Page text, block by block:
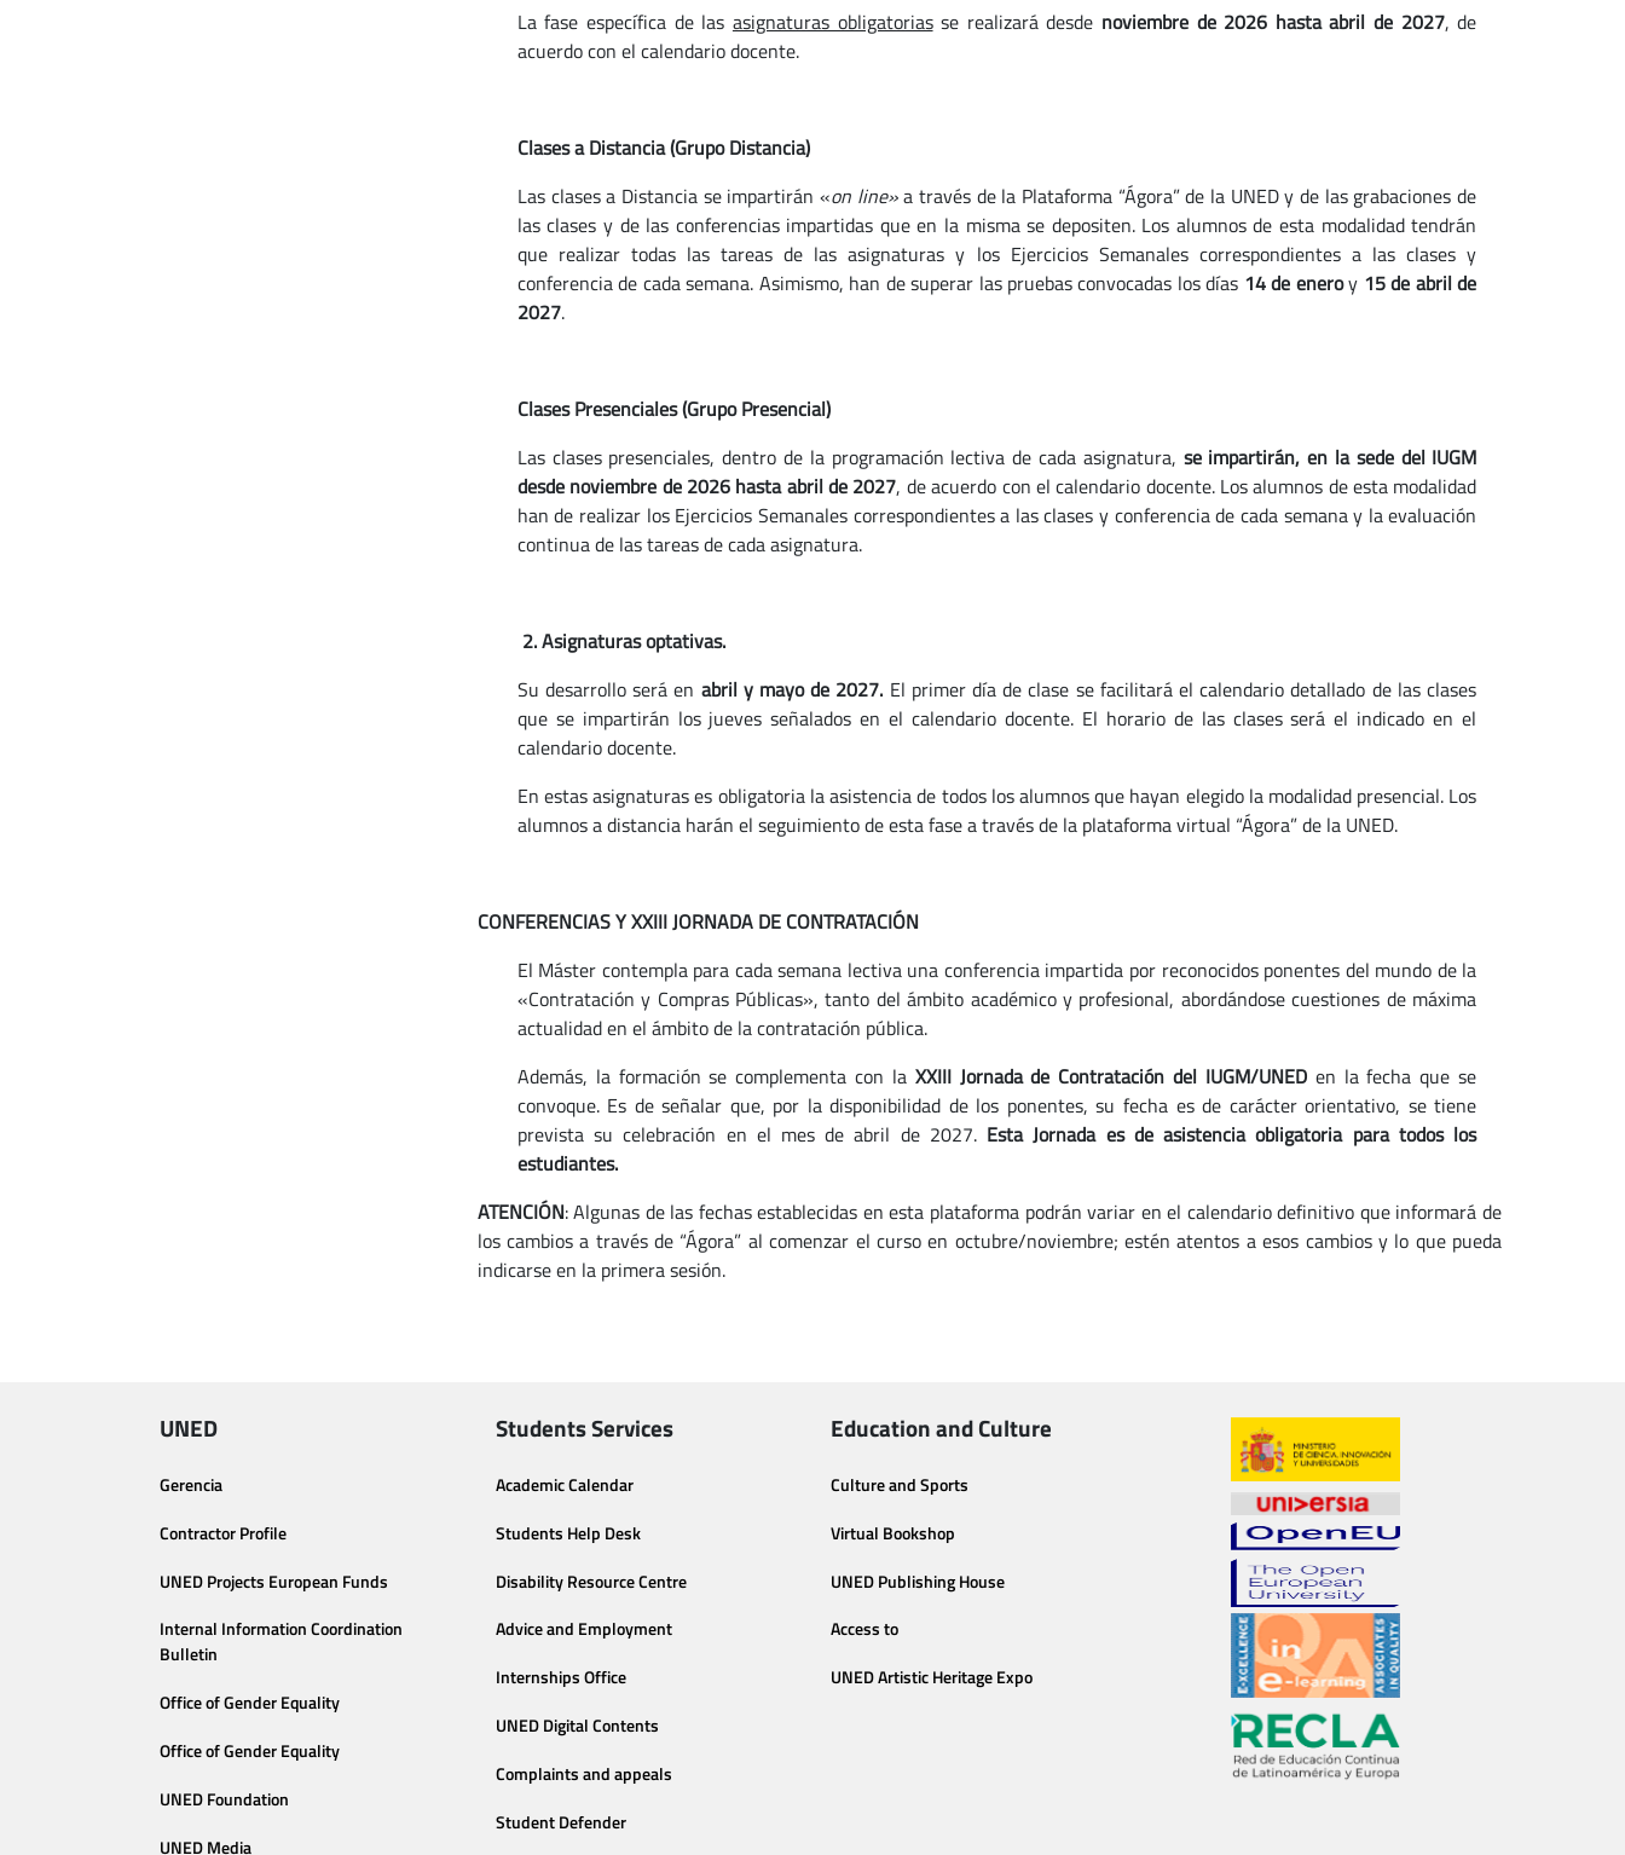
La fase específica de las asignaturas obligatoriasse realizará desde noviembre de 2026 hasta abril de 2027, de
acuerdo con el calendario docente.
Clases a Distancia (Grupo Distancia)
Las clases a Distancia se impartirán «on line»a través de la Plataforma “Ágora” de la UNED y de las grabaciones de
las clases y de las conferencias impartidas que en la misma se depositen. Los alumnos de esta modalidad tendrán
que realizar todas las tareas de las asignaturas y los Ejercicios Semanales correspondientes a las clases y
conferencia de cada semana. Asimismo, han de superar las pruebas convocadas los días 14 de eneroy 15 de abrilde
2027.
Clases Presenciales (Grupo Presencial)
Las clases presenciales, dentro de la programación lectiva de cada asignatura, se impartirán, en la sede del IUGM
desde noviembre de 2026 hasta abril de 2027, de acuerdo con el calendario docente. Los alumnos de esta modalidad
han de realizar los Ejercicios Semanales correspondientes a las clases y conferencia de cada semana y la evaluación
continua de las tareas de cada asignatura.
2. Asignaturas optativas.
Su desarrollo será en abril y mayo de 2027. El primer día de clase se facilitará el calendario detallado de las clases
que se impartirán los jueves señalados en el calendario docente. El horario de las clases será el indicado en el
calendario docente.
En estas asignaturas es obligatoria la asistencia de todos los alumnos que hayan elegido la modalidad presencial. Los
alumnos a distancia harán el seguimiento de esta fase a través de la plataforma virtual “Ágora” de la UNED.
CONFERENCIAS Y XXIII JORNADA DE CONTRATACIÓN
El Máster contempla para cada semana lectiva una conferencia impartida por reconocidos ponentes del mundo de la
«Contratación y Compras Públicas», tanto del ámbito académico y profesional, abordándose cuestiones de máxima
actualidad en el ámbito de la contratación pública.
Además, la formación se complementa con la XXIII Jornada de Contratación del IUGM/UNED en la fecha que se
convoque. Es de señalar que, por la disponibilidad de los ponentes, su fecha es de carácter orientativo, se tiene
prevista su celebración en el mes de abril de 2027. Esta Jornada es de asistencia obligatoria para todos los
estudiantes.
ATENCIÓN: Algunas de las fechas establecidas en esta plataforma podrán variar en el calendario definitivo que informará de
los cambios a través de “Ágora” al comenzar el curso en octubre/noviembre; estén atentos a esos cambios y lo que pueda
indicarse en la primera sesión.
UNED
Gerencia
Contractor Profile
UNED Projects European Funds
Internal Information Coordination
Bulletin
Office of Gender Equality
Office of Gender Equality
UNED Foundation
UNED Media
Students Services
Academic Calendar
Students Help Desk
Disability Resource Centre
Advice and Employment
Internships Office
UNED Digital Contents
Complaints and appeals
Student Defender
Education and Culture
Culture and Sports
Virtual Bookshop
UNED Publishing House
Access to
UNED Artistic Heritage Expo